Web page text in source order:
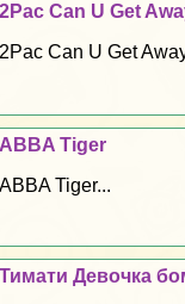
2Pac Can U Get
2Pac Can U Get
ABBA Tiger
ABBA Tiger...
Тимати Дeвoчка